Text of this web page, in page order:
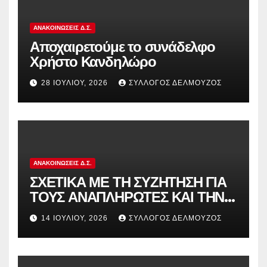
ΑΝΑΚΟΙΝΏΣΕΙΣ Δ.Σ.
Αποχαιρετούμε το συνάδελφο
Χρήστο Κανδηλώρο
28 ΙΟΥΛΊΟΥ, 2026 ΣΎΛΛΟΓΟΣ ΔΕΛΜΟΎΖΟΣ
ΑΝΑΚΟΙΝΏΣΕΙΣ Δ.Σ.
ΣΧΕΤΙΚΑ ΜΕ ΤΗ ΣΥΖΗΤΗΣΗ ΓΙΑ
ΤΟΥΣ ΑΝΑΠΛΗΡΩΤΕΣ ΚΑΙ ΤΗΝ
ΠΑΡΑΠΟΜΠΗ ΤΗΣ ΕΛΛΑΔΑΣ
ΣΤΟ ΕΥΡΩΠΑΪΚΟ ΔΙΚΑΣΤΗΡΙΟ
14 ΙΟΥΛΊΟΥ, 2026 ΣΎΛΛΟΓΟΣ ΔΕΛΜΟΎΖΟΣ